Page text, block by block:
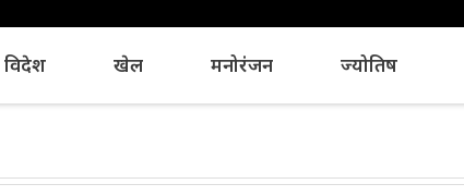
विदेश खेल मनोरंजन ज्योतिष